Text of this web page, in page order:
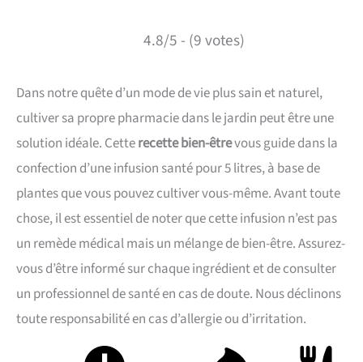
4.8/5 - (9 votes)
Dans notre quête d’un mode de vie plus sain et naturel,
cultiver sa propre pharmacie dans le jardin peut être une
solution idéale. Cetterecette bien-êtrevous guide dans la
confection d’une infusion santé pour 5 litres, à base de
plantes que vous pouvez cultiver vous-même. Avant toute
chose, il est essentiel de noter que cette infusion n’est pas
un remède médical mais un mélange de bien-être. Assurez-
vous d’être informé sur chaque ingrédient et de consulter
un professionnel de santé en cas de doute. Nous déclinons
toute responsabilité en cas d’allergie ou d’irritation.